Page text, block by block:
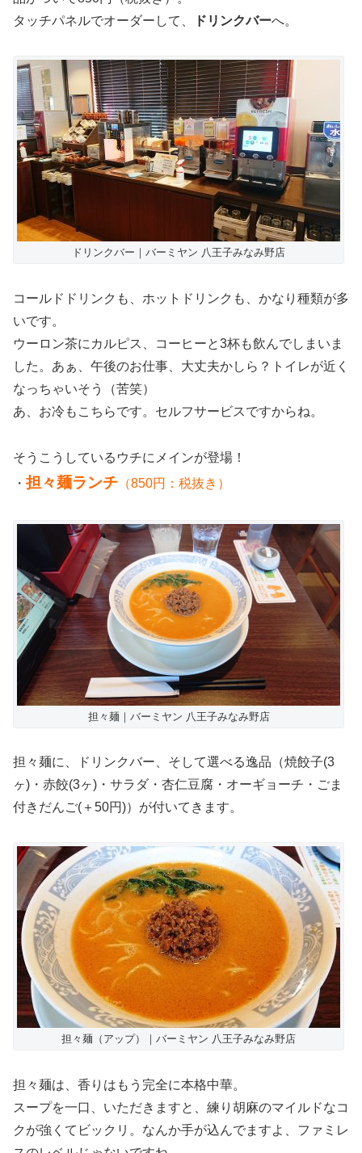
タッチパネルでオーダーして、
ドリンクバーへ。
ドリンクバー｜バーミヤン 八王子みなみ野店
コールドドリンクも、ホットドリンクも、かなり種類が多
いです。
ウーロン茶にカルピス、コーヒーと3杯も飲んでしまいま
した。あぁ、午後のお仕事、大丈夫かしら？トイレが近く
なっちゃいそう（苦笑）
あ、お冷もこちらです。セルフサービスですからね。
そうこうしているウチにメインが登場！
・ 担々麺ランチ （850円：税抜き）
担々麺｜バーミヤン 八王子みなみ野店
担々麺に、ドリンクバー、そして選べる逸品（焼餃子(3
ヶ)・赤餃(3ヶ)・サラダ・杏仁豆腐・オーギョーチ・ごま
付きだんご(＋50円)）が付いてきます。
担々麺（アップ）｜バーミヤン 八王子みなみ野店
担々麺は、香りはもう完全に本格中華。
スープを一口、いただきますと、練り胡麻のマイルドなコ
クが強くてビックリ。なんか手が込んでますよ、ファミレ